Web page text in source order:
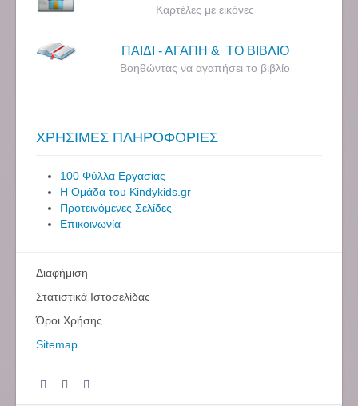
Καρτέλες με εικόνες
ΠΑΙΔΙ - ΑΓΑΠΗ & ΤΟ ΒΙΒΛΙΟ
Βοηθώντας να αγαπήσει το βιβλίο
ΧΡΗΣΙΜΕΣ ΠΛΗΡΟΦΟΡΙΕΣ
100 Φύλλα Εργασίας
Η Ομάδα του Kindykids.gr
Προτεινόμενες Σελίδες
Επικοινωνία
Διαφήμιση
Στατιστικά Ιστοσελίδας
Όροι Χρήσης
Sitemap